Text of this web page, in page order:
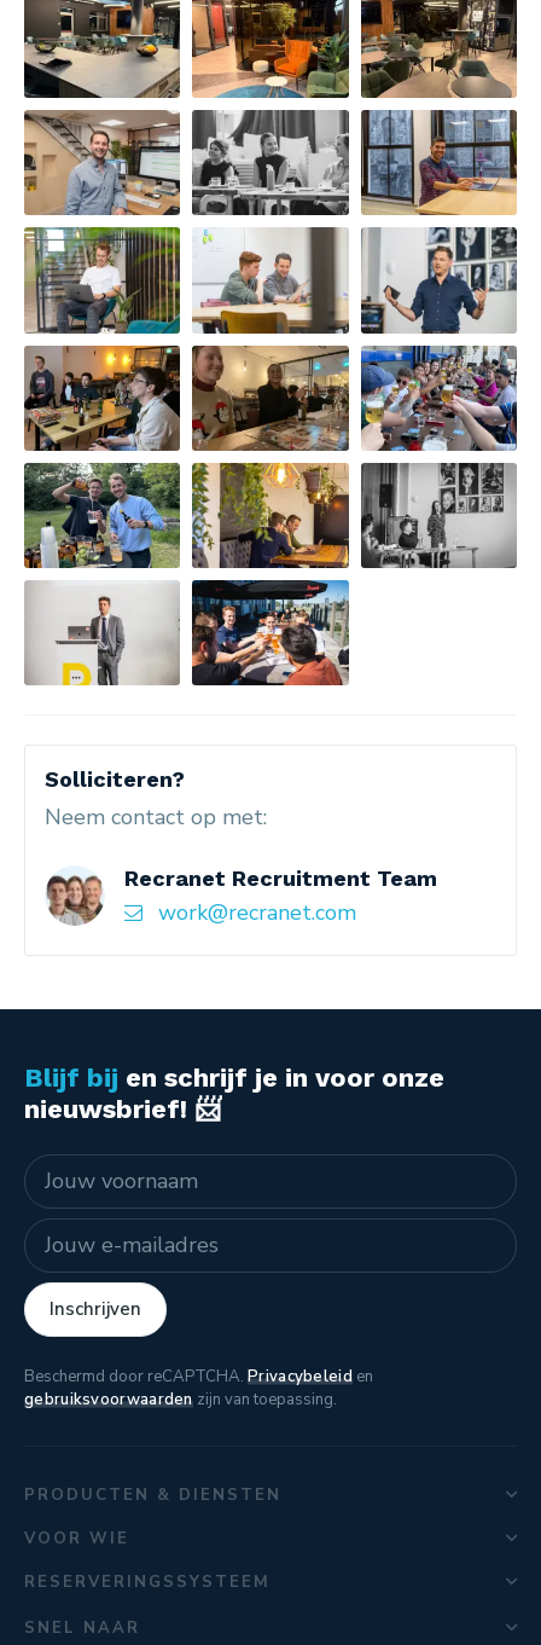
Solliciteren?
Neem contact op met:
Recranet Recruitment Team
work@recranet.com
Blijf bij en schrijf je in voor onze
nieuwsbrief! 📨
Naam
E-mailadres
Inschrijven
Beschermd door reCAPTCHA. Privacybeleiden
gebruiksvoorwaardenzijn van toepassing.
PRODUCTEN & DIENSTEN
VOOR WIE
RESERVERINGSSYSTEEM
SNEL NAAR